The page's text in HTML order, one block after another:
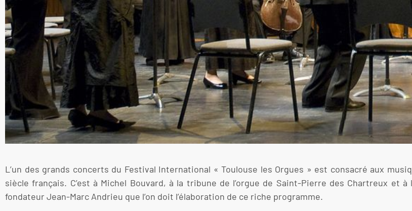
L’un des grands concerts du Festival International « Toulouse les Orgues » est consacré aux
siècle français. C’est à Michel Bouvard, à la tribune de l’orgue de Saint-Pierre des Chartreux et à
fondateur Jean-Marc Andrieu que l’on doit l’élaboration de ce riche programme.